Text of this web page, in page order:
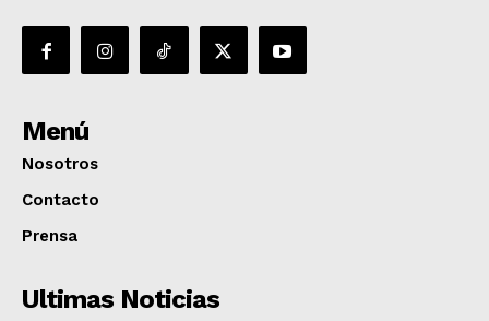
Menú
Nosotros
Contacto
Prensa
Ultimas Noticias